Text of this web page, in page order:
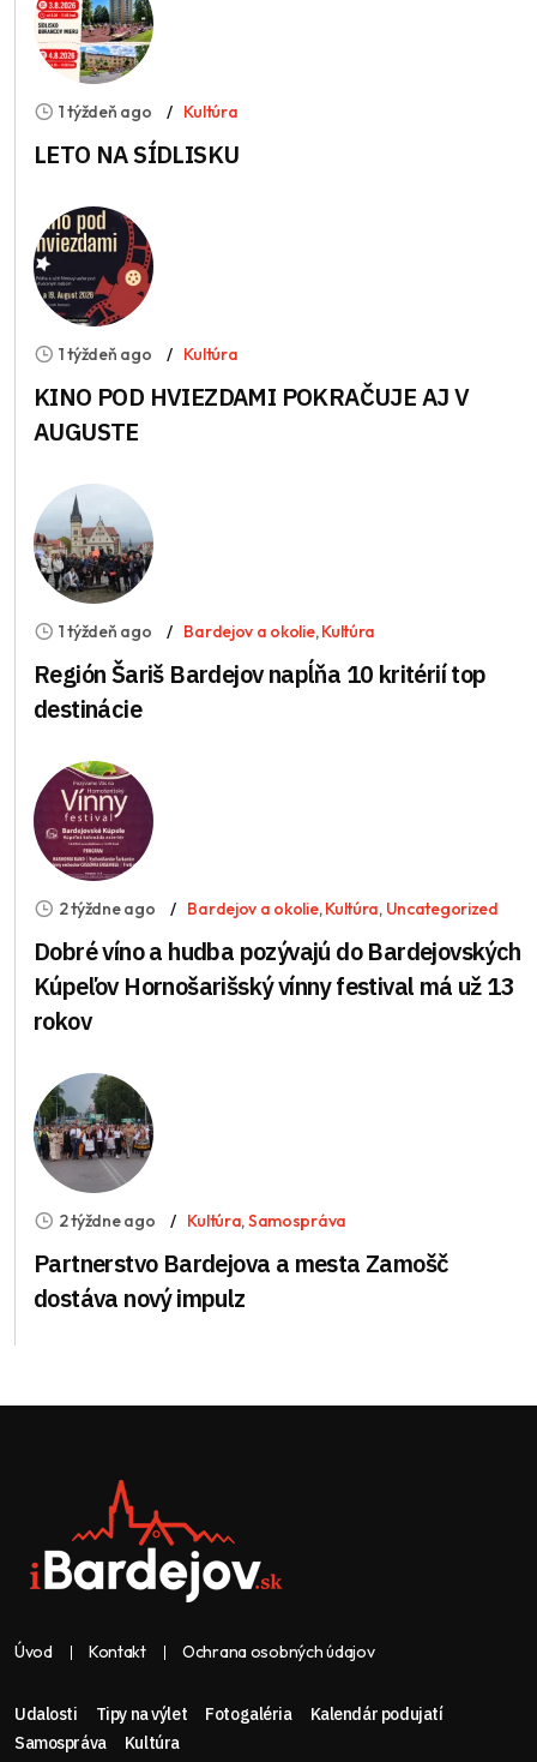
1 týždeň ago Kultúra
LETO NA SÍDLISKU
1 týždeň ago Kultúra
KINO POD HVIEZDAMI POKRAČUJE AJ V
AUGUSTE
1 týždeň ago Bardejov a okolie,Kultúra
Región Šariš Bardejov napĺňa 10 kritérií top
destinácie
2 týždne ago Bardejov a okolie,Kultúra, Uncategorized
Dobré víno a hudba pozývajú do Bardejovských
Kúpeľov Hornošarišský vínny festival má už 13
rokov
2 týždne ago Kultúra,Samospráva
Partnerstvo Bardejova a mesta Zamošč
dostáva nový impulz
Úvod Kontakt Ochrana osobných údajov
Udalosti Tipy na výlet Fotogaléria
Kalendár podujatí
Samospráva
Kultúra